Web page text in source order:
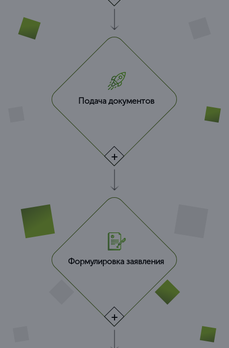
Подача документов
Формулировка заявления